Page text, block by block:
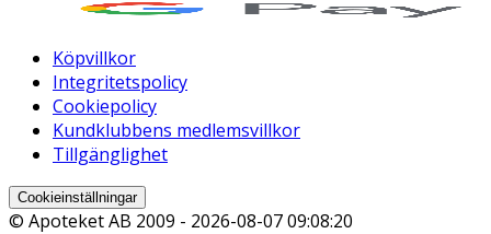
Köpvillkor
Integritetspolicy
Cookiepolicy
Kundklubbens medlemsvillkor
Tillgänglighet
Cookieinställningar
© Apoteket AB 2009 - 2026-08-07 09:08:20